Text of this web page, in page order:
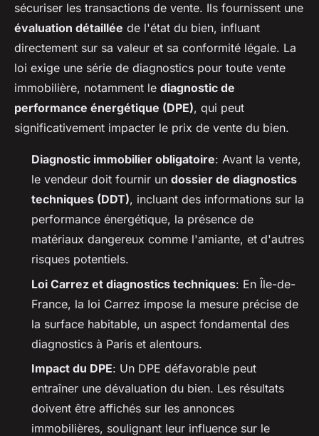
sécuriser les transactions de vente. Ils fournissent une
évaluation détaillée de l'état du bien, influant
directement sur sa valeur et sa conformité légale. La
loi exige une série de diagnostics pour toute vente
immobilière, notamment le diagnostic de
performance énergétique (DPE), qui peut
significativement impacter le prix de vente du bien.
Diagnostic immobilier obligatoire: Avant la vente,
le vendeur doit fournir un dossier de diagnostics
techniques (DDT), incluant des informations sur la
performance énergétique, la présence de
matériaux dangereux comme l'amiante, et d'autres
risques potentiels.
Loi Carrez et diagnostics techniques: En Île-de-
France, la loi Carrez impose la mesure précise de
la surface habitable, un aspect fondamental des
diagnostics à Paris et alentours.
Impact du DPE: Un DPE défavorable peut
entraîner une dévaluation du bien. Les résultats
doivent être affichés sur les annonces
immobilières, soulignant leur influence sur le